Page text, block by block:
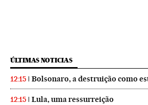
ÚLTIMAS NOTICIAS
12:15 Bolsonaro, a destruição como
12:15 Lula, uma ressurreição